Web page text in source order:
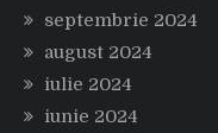
septembrie 2024
august 2024
iulie 2024
iunie 2024